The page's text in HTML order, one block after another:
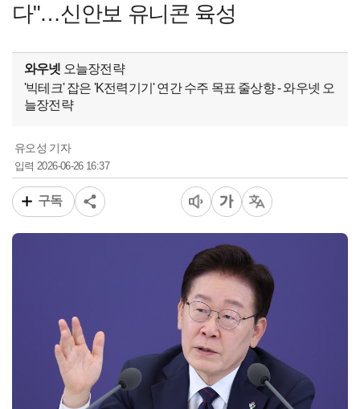
다"…신안보 유니콘 육성
와우넷 오늘장전략
'빅테크' 잡은 'K전력기기' 연간 수주 목표 줄상향 - 와우넷 오
늘장전략
유오성 기자
입력 2026-06-26 16:37
구독